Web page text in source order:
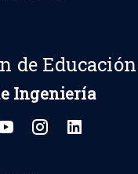
de
Ingeniería